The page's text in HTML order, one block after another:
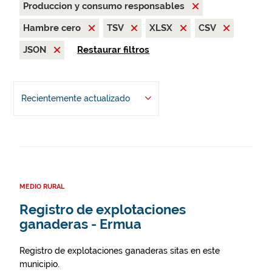
Produccion y consumo responsables
Hambre cero
TSV XLSX
CSV
JSON
Restaurar filtros
Recientemente actualizado
MEDIO RURAL
Registro de explotaciones
ganaderas - Ermua
Registro de explotaciones ganaderas sitas en este
municipio.